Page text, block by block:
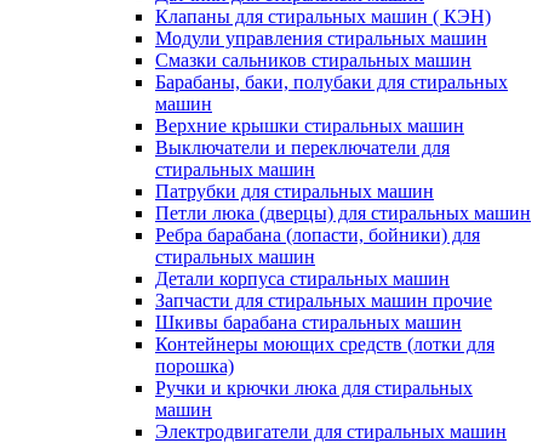
Клапаны для стиральных машин ( КЭН)
Модули управления стиральных машин
Смазки сальников стиральных машин
Барабаны, баки, полубаки для стиральных
машин
Верхние крышки стиральных машин
Выключатели и переключатели для
стиральных машин
Патрубки для стиральных машин
Петли люка (дверцы) для стиральных машин
Ребра барабана (лопасти, бойники) для
стиральных машин
Детали корпуса стиральных машин
Запчасти для стиральных машин прочие
Шкивы барабана стиральных машин
Контейнеры моющих средств (лотки для
порошка)
Ручки и крючки люка для стиральных
машин
Электродвигатели для стиральных машин